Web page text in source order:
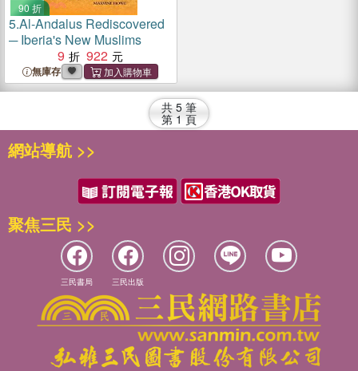
90 折
5.Al-Andalus Rediscovered
─ Iberia's New Muslims
9
922
無庫存
共 5 筆
第 1 頁
網站導航 >>
聚焦三民 >>
三民書局 三民出版